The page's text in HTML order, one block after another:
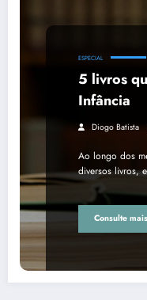
ESPECIAL
5 livros
Infância
Diogo Batista
Ao longo dos
diversos livros,
Consulte